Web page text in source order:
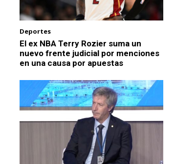
Deportes
El ex NBA Terry Rozier suma un
nuevo frente judicial por menciones
en una causa por apuestas